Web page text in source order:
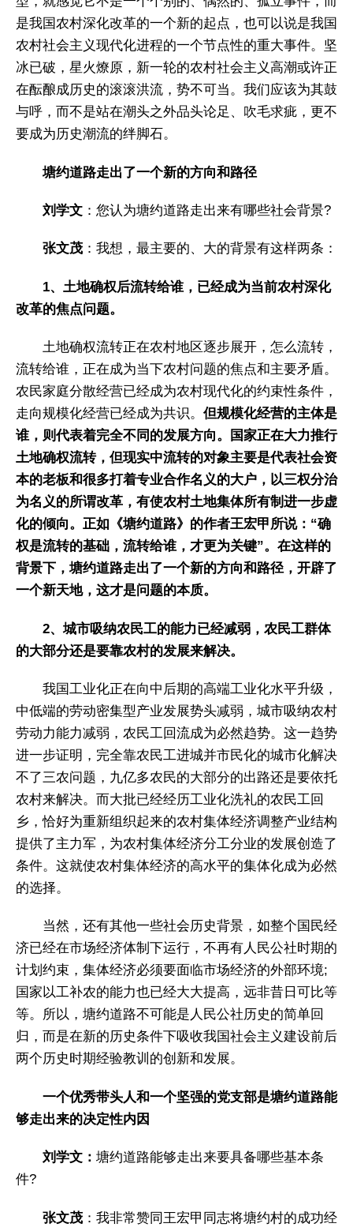
是我国农村深化改革的一个新的起点，也可以说是我国
农村社会主义现代化进程的一个节点性的重大事件。坚
冰已破，星火燎原，新一轮的农村社会主义高潮或许正
在酝酿成历史的滚滚洪流，势不可当。我们应该为其鼓
与呼，而不是站在潮头之外品头论足、吹毛求疵，更不
要成为历史潮流的绊脚石。
塘约道路走出了一个新的方向和路径
刘学文 ：您认为塘约道路走出来有哪些社会背景?
张文茂 ：我想，最主要的、大的背景有这样两条：
1、土地确权后流转给谁，已经成为当前农村深化
改革的焦点问题。
土地确权流转正在农村地区逐步展开，怎么流转，
流转给谁，正在成为当下农村问题的焦点和主要矛盾。
农民家庭分散经营已经成为农村现代化的约束性条件，
走向规模化经营已经成为共识。 但规模化经营的主体是
谁，则代表着完全不同的发展方向。
国家正在大力推行
土地确权流转，但现实中流转的对象主要是代表社会资
本的老板和很多打着专业合作名义的大户，以三权分治
为名义的所谓改革，有使农村土地集体所有制进一步虚
化的倾向。正如《塘约道路》的作者王宏甲所说：“确
权是流转的基础，流转给谁，才更为关键”。在这样的
背景下，塘约道路走出了一个新的方向和路径，开辟了
一个新天地，这才是问题的本质。
2、城市吸纳农民工的能力已经减弱，农民工群体
的大部分还是要靠农村的发展来解决。
我国工业化正在向中后期的高端工业化水平升级，
中低端的劳动密集型产业发展势头减弱，城市吸纳农村
劳动力能力减弱，农民工回流成为必然趋势。这一趋势
进一步证明，完全靠农民工进城并市民化的城市化解决
不了三农问题，九亿多农民的大部分的出路还是要依托
农村来解决。而大批已经经历工业化洗礼的农民工回
乡，恰好为重新组织起来的农村集体经济调整产业结构
提供了主力军，为农村集体经济分工分业的发展创造了
条件。这就使农村集体经济的高水平的集体化成为必然
的选择。
当然，还有其他一些社会历史背景，如整个国民经
济已经在市场经济体制下运行，不再有人民公社时期的
计划约束，集体经济必须要面临市场经济的外部环境;
国家以工补农的能力也已经大大提高，远非昔日可比等
等。所以，塘约道路不可能是人民公社历史的简单回
归，而是在新的历史条件下吸收我国社会主义建设前后
两个历史时期经验教训的创新和发展。
一个优秀带头人和一个坚强的党支部是塘约道路能
够走出来的决定性内因
刘学文： 塘约道路能够走出来要具备哪些基本条
件?
张文茂 ：我非常赞同王宏甲同志将塘约村的成功经